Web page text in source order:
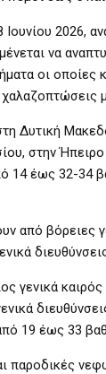
Ιουνίου 2026,
να
οι οποίες
Δυτική
στην
14 έως 32-34
από βόρειες
γενικά
19 έως 33
παροδικές